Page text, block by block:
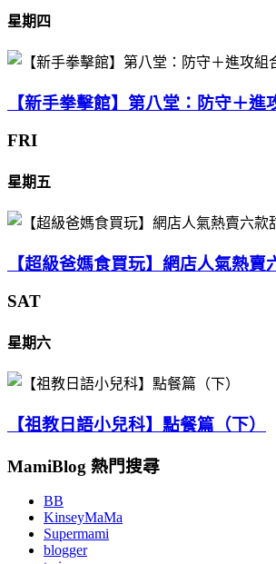
星期四
【新手拳擊館】第八堂：防守＋進
FRI
星期五
【超級爸媽食買玩】網店人氣熱賣
SAT
星期六
【祖教日語小兒科】點餐篇（下）
MamiBlog 熱門搜尋
BB
KinseyMaMa
Supermami
blogger